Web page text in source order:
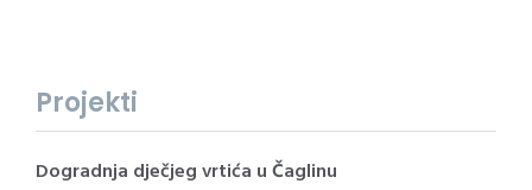
Projekti
Dogradnja dječjeg vrtića u Čaglinu